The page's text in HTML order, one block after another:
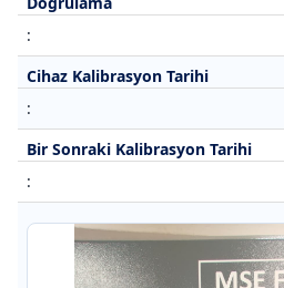
:
Cihaz Kalibrasyon Tarihi
:
Bir Sonraki Kalibrasyon Tarihi
: